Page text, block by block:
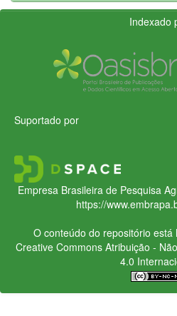
Indexado
Suportado por
Empresa Brasileira de Pesquisa
https://
O conteúdo do repositório está
Creative CommonsAtribuição -
4.0